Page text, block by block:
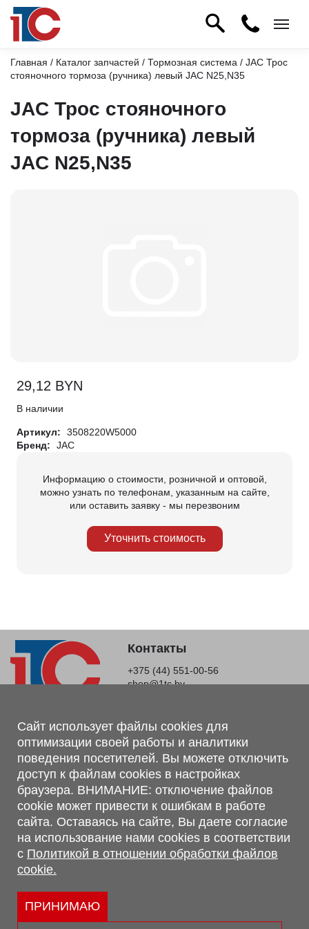
Главная / Каталог запчастей / Тормозная система / JAC Трос
стояночного тормоза (ручника) левый JAC N25,N35
JAC Трос стояночного
тормоза (ручника) левый
JAC N25,N35
29,12 BYN
В наличии
Артикул:
3508220W5000
Бренд:
JAC
Информацию о стоимости, розничной и оптовой,
можно узнать по телефонам, указанным на сайте,
или оставить заявку - мы перезвоним
Уточнить стоимость
Контакты
+375 (44) 551-00-56
shop@1tc.by
Магазин, склад
г. Минск, Минский р-н, п. Привольный, ул. Мира, 20А,
223062
г. Брест, ул. Лейтенанта Рябцева, 108 В, 224701
Обращаем Ваше внимание, что вся предоставленная на сайте
информация, касающаяся комплектаций, технических
характеристик, цветовых сочетаний, а также стоимости и
сервисного обслуживания носит информационный характер и
не является публичной офертой, определяемой п.2 ст.407
Гражданского кодекса Республики Беларусь.
Политика обработки персональных данных
Политикой в отношении обработки файлов cookie.
Сайт использует файлы cookies для
оптимизации своей работы и аналитики
поведения посетителей. Вы можете отключить
доступ к файлам cookies в настройках
браузера. ВНИМАНИЕ: отключение файлов
cookie может привести к ошибкам в работе
сайта. Оставаясь на сайте, Вы даете согласие
на использование нами cookies в соответствии
с Политикой в отношении обработки файлов
cookie.
ПРИНИМАЮ